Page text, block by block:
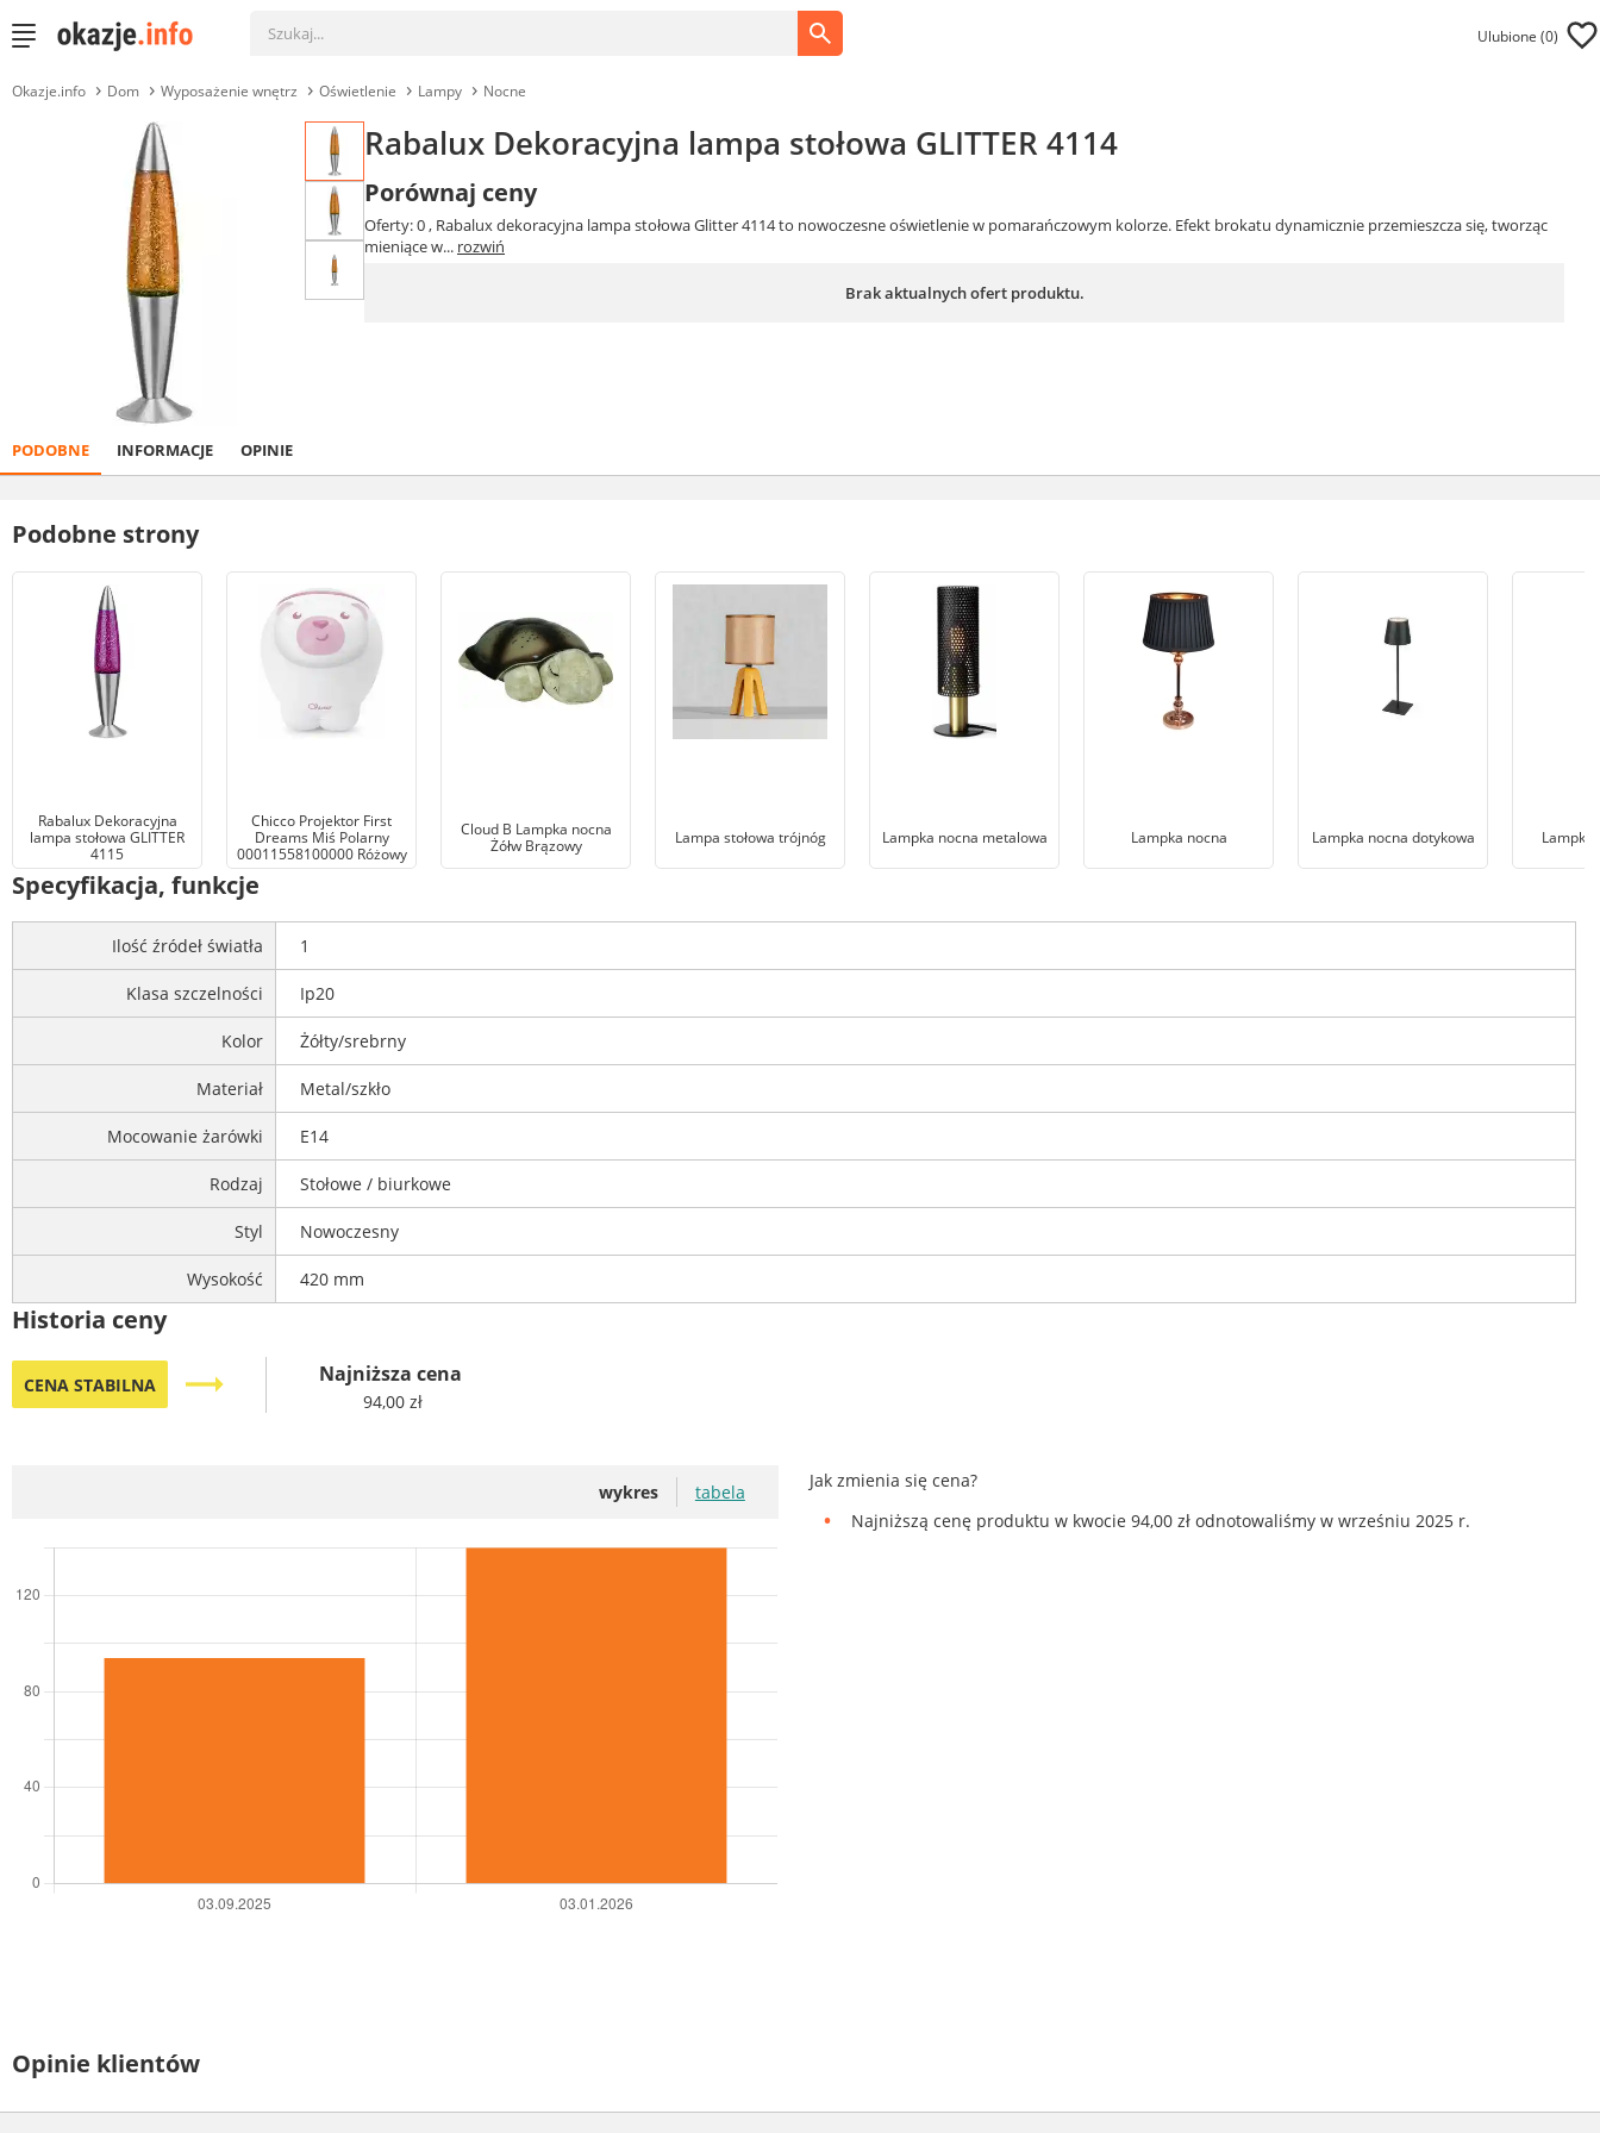
Ulubione (0)
Okazje.info Dom Wyposażenie wnętrz Oświetlenie Lampy Nocne
Rabalux Dekoracyjna lampa stołowa GLITTER 4114
Porównaj ceny
Oferty: 0, Rabalux dekoracyjna lampa stołowa Glitter 4114 to nowoczesne oświetlenie w pomarańczowym kolorze. Efekt brokatu dynamicznie przemieszcza się, tworząc
mieniące w... rozwiń
Brak aktualnych ofert produktu.
PODOBNE INFORMACJE OPINIE
Podobne strony
Rabalux Dekoracyjna
lampa stołowa GLITTER
4115
Chicco Projektor First
Dreams Miś Polarny
00011558100000 Różowy
Cloud B Lampka nocna
Żółw Brązowy
Lampa stołowa trójnóg Lampka nocna metalowa Lampka nocna Lampka nocna dotykowa Lampka
Specyfikacja, funkcje
Ilość źródeł światła 1
Klasa szczelności Ip20
Kolor Żółty/srebrny
Materiał Metal/szkło
Mocowanie żarówki E14
Rodzaj Stołowe / biurkowe
Styl Nowoczesny
Wysokość 420 mm
Historia ceny
CENA STABILNA trending_flat Najniższa cena
94,00 zł
wykres tabela
Jak zmienia się cena?
Najniższą cenę produktu w kwocie 94,00 zł odnotowaliśmy w wrześniu 2025 r.
Opinie klientów